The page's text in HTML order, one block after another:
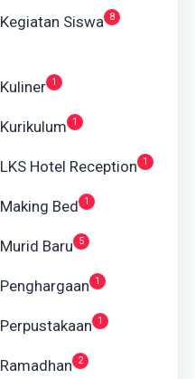
Kegiatan Siswa 8
Kuliner 1
Kurikulum 1
LKS Hotel Reception 1
Making Bed 1
Murid Baru 5
Penghargaan 1
Perpustakaan 1
Ramadhan 2